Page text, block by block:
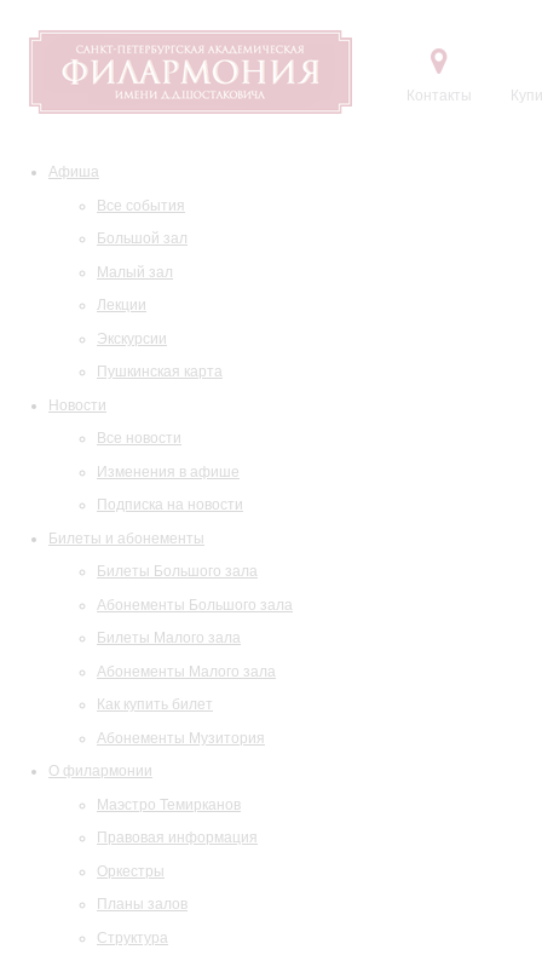
Контакты
Афиша
Все события
Большой зал
Малый зал
Лекции
Экскурсии
Пушкинская карта
Новости
Все новости
Изменения в афише
Подписка на новости
Билеты и абонементы
Билеты Большого зала
Абонементы Большого зала
Билеты Малого зала
Абонементы Малого зала
Как купить билет
Абонементы Музитория
О филармонии
Маэстро Темирканов
Правовая информация
Оркестры
Планы залов
Структура